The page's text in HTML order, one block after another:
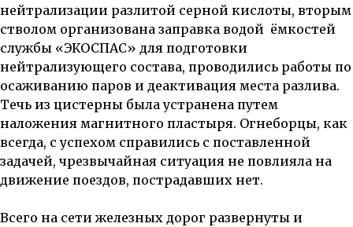
нейтрализации разлитой серной кислоты, вторым
стволом организована заправка водой ёмкостей
службы «ЭКОСПАС» для подготовки
нейтрализующего состава, проводились работы по
осаживанию паров и деактивация места разлива.
Течь из цистерны была устранена путем
наложения магнитного пластыря. Огнеборцы, как
всегда, с успехом справились с поставленной
задачей, чрезвычайная ситуация не повлияла на
движение поездов, пострадавших нет.
Всего на сети железных дорог развернуты и